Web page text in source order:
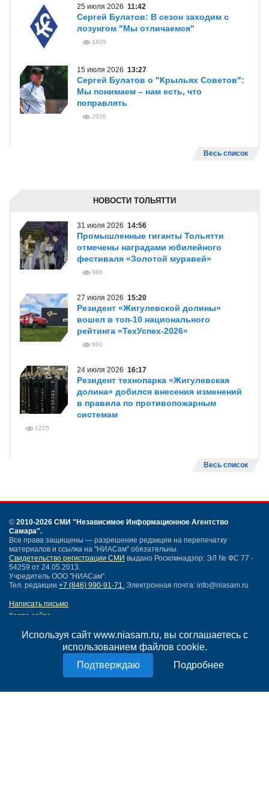
Используя сайт www.niasam.ru, вы соглашаетесь с
использованием файлов cookie.
Подробнее
25 июля 2026 11:42
Сергей Булатов: В сезон заходим с
лозунгом "Мы отличаемся"
1829
15 июля 2026 13:27
Сергей Булатов о "Крыльях Советов":
Мы понимаем – нам есть, что
поправлять
2020
Весь список
НОВОСТИ ТОЛЬЯТТИ
31 июля 2026 14:56
Промышленные гиганты Тольятти
отмечены наградами юбилейного
фестиваля «Золотой муравей»
988
27 июля 2026 15:20
Резидент «Жигулевской долины»
вошел в топ-10 национального
рейтинга «ТехУспех-2026»
991
24 июля 2026 16:17
Резидент технопарка «Жигулевская
долина» добился внесения изменений
в правила по противопожарным
системам
1215
Весь список
© 2010-2026 СМИ "Независимое Информационное Агентство
Самара".
Все права защищены — разрешение редакции на перепечатку
материалов и ссылка на "НИАСам" обязательны.
Свидетельство регистрации СМИ выдано Роскомнадзор: ЭЛ № ФС 77 -
54259 от 24.05.2013.
Учредитель ООО "НИАСам".
Тел. редакции +7 (846) 990-91-71. Электронная почта: info@niasam.ru
Написать письмо
Карта сайта
Политика конфиденциальности
Согласие на обработку персональных данных